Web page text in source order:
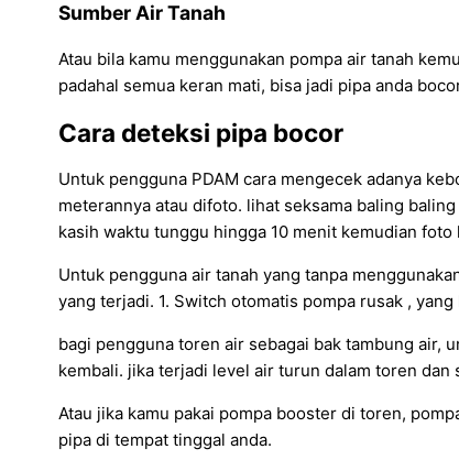
Sumber Air Tanah
Atau bila kamu menggunakan pompa air tanah
padahal semua keran mati, bisa jadi pipa anda
Cara deteksi pipa bocor
Untuk pengguna PDAM cara mengecek adanya
meterannya atau difoto. lihat seksama baling
kasih waktu tunggu hingga 10 menit kemudian
Untuk pengguna air tanah yang tanpa
yang terjadi. 1. Switch otomatis pompa rusak ,
bagi pengguna toren air sebagai bak tambung air,
kembali. jika terjadi level air turun dalam toren
Atau jika kamu pakai pompa booster di toren,
pipa di tempat tinggal anda.